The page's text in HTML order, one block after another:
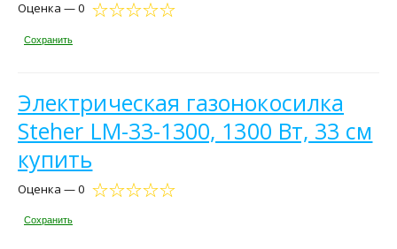
Оценка — 0
Сохранить
Электрическая газонокосилка
Steher LM-33-1300, 1300 Вт, 33 см
купить
Оценка — 0
Сохранить